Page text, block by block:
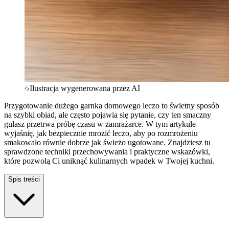
Ilustracja wygenerowana przez AI
Przygotowanie dużego garnka domowego leczo to świetny sposób
na szybki obiad, ale często pojawia się pytanie, czy ten smaczny
gulasz przetrwa próbę czasu w zamrażarce. W tym artykule
wyjaśnię, jak bezpiecznie mrozić leczo, aby po rozmrożeniu
smakowało równie dobrze jak świeżo ugotowane. Znajdziesz tu
sprawdzone techniki przechowywania i praktyczne wskazówki,
które pozwolą Ci uniknąć kulinarnych wpadek w Twojej kuchni.
Spis treści